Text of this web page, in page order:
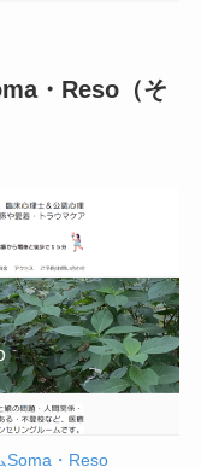
・Reso（そ
Soma・Reso